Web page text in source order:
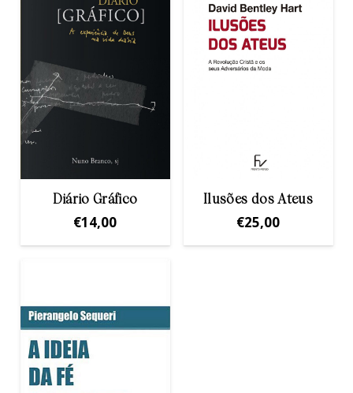
Diário Gráfico
€14,00
Ilusões dos Ateus
€25,00